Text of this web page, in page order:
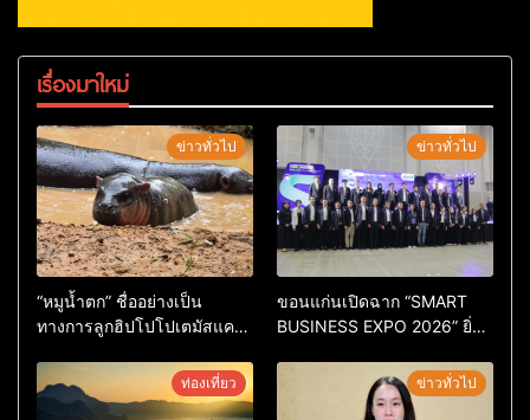
เรื่องมาใหม่
ข่าวทั่วไป
“หมูน้ำตก” ชื่ออย่างเป็น
ทางการลูกฮิปโปโปเตมัสแคระ
หลังผู้ร่วมกิจกรรมร่วมโหวต
ชนะกว่า 10,000 คะแนน
ข่าวทั่วไป
ขอนแก่นเปิดฉาก “SMART
BUSINESS EXPO 2026” ยิ่ง
ยกระดับเศรษฐกิจดิจิทัลอีสาน
ท่องเที่ยว ข่าวทั่วไป